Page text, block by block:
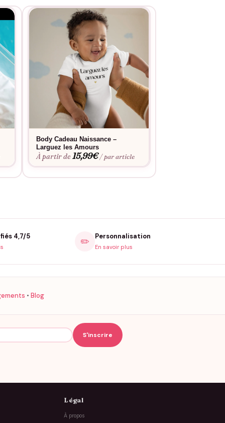
Body Cadeau Naissance –
Larguez les Amours
À partir de15,99€ / par article
4,7/5 ✏️ Personnalisation
En savoir plus
• Blog
Légal
À propos